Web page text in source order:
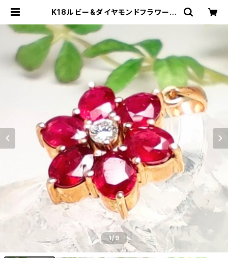
K18ルビー&ダイヤモンドフラワーモ
ッサム】 | SARASオンラインストア
1/9